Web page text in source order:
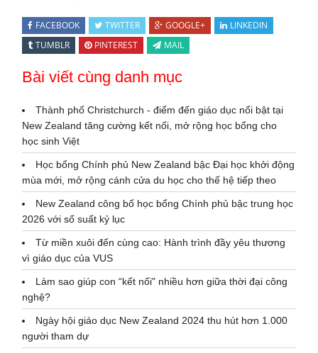
FACEBOOK TWITTER GOOGLE+
LINKEDIN
TUMBLR
PINTEREST MAIL
Bài viết cùng danh mục
Thành phố Christchurch - điểm đến giáo dục nổi bật tại
New Zealand tăng cường kết nối, mở rộng học bổng cho
học sinh Việt
Học bổng Chính phủ New Zealand bậc Đại học khởi động
mùa mới, mở rộng cánh cửa du học cho thế hệ tiếp theo
New Zealand công bố học bổng Chính phủ bậc trung học
2026 với số suất kỷ lục
Từ miền xuôi đến cùng cao: Hành trình đầy yêu thương
vì giáo dục của VUS
Làm sao giúp con “kết nối" nhiều hơn giữa thời đại công
nghệ?
Ngày hội giáo dục New Zealand 2024 thu hút hơn 1.000
người tham dự